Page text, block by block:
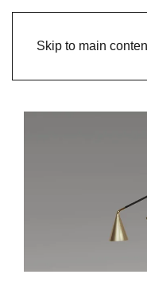
Skip to main